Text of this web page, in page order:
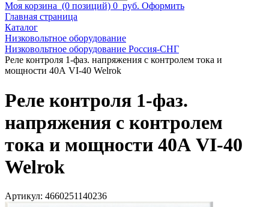
Моя корзина (0 позиций) 0 руб. Оформить
Главная страница
Каталог
Низковольтное оборудование
Низковольтное оборудование Россия-СНГ
Реле контроля 1-фаз. напряжения с контролем тока и
мощности 40А VI-40 Welrok
Реле контроля 1-фаз.
напряжения с контролем
тока и мощности 40А VI-40
Welrok
Артикул: 4660251140236